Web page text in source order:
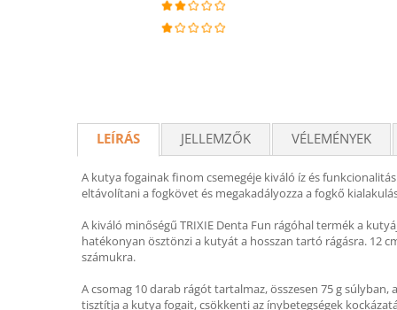
LEÍRÁS JELLEMZŐK VÉLEMÉNYEK
A kutya fogainak finom csemegéje kiváló íz és
eltávolítani a fogkövet és megakadályozza a fogkő
A kiváló minőségű TRIXIE Denta Fun rágóhal termék a
hatékonyan ösztönzi a kutyát a hosszan tartó rágásra. 12
számukra.
A csomag 10 darab rágót tartalmaz, összesen 75 g
tisztítja a kutya fogait, csökkenti az ínybetegségek